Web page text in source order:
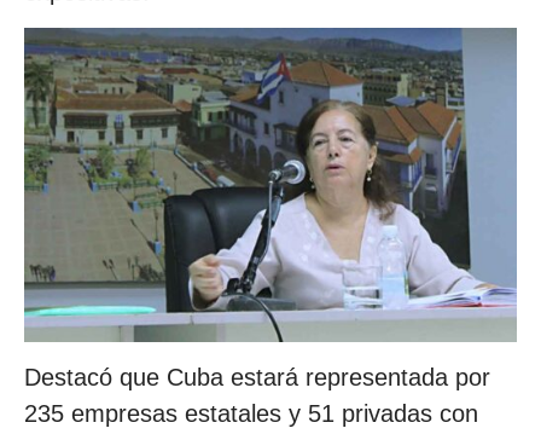
Destacó que Cuba estará representada por
235 empresas estatales y 51 privadas con